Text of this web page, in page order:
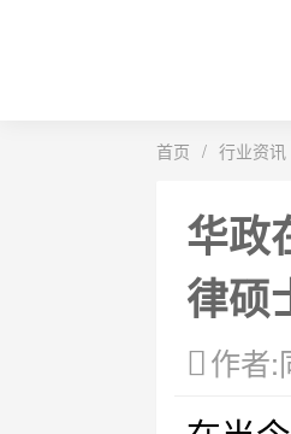
首页 / 行业资讯
华政
律硕
作者: